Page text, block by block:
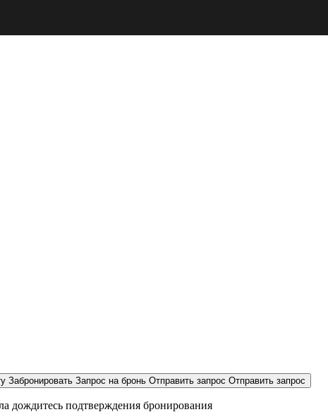
Забронировать Запрос на бронь Отправить запрос Отправить запрос
дождитесь подтверждения бронирования